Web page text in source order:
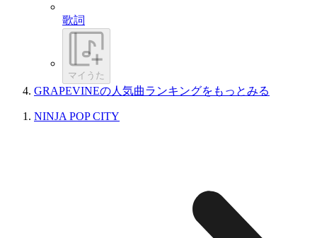
歌詞
マイうた
GRAPEVINEの人気曲ランキングをもっとみる
NINJA POP CITY